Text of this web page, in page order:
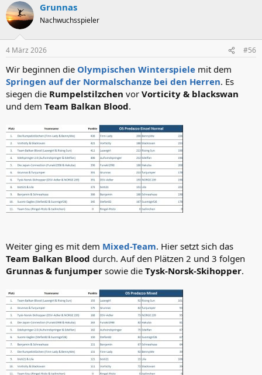
k
t
i
e
:
Grunnas
Nachwuchsspieler
4 März 2026 #56
Wir beginnen die Olympischen Winterspiele mit dem
Springen auf der Normalschanze bei den Herren. Es
siegen die Rumpelstilzchen vor Vorticity & blackswan
und dem Team Balkan Blood.
Weiter ging es mit dem Mixed-Team. Hier setzt sich das
Team Balkan Blood durch. Auf den Plätzen 2 und 3 folgen
Grunnas & funjumper sowie die Tysk-Norsk-Skihopper.